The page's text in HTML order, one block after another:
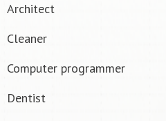
Architect
Cleaner
Computer programmer
Dentist